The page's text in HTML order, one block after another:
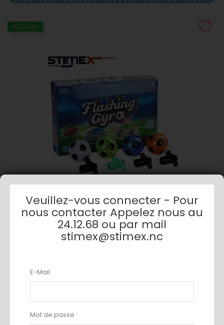
NOUVEAU
BOITE 12 TOUPIES MUSIQUE FOOT
Veuillez-vous connecter - Pour
nous contacter Appelez nous au
24.12.68 ou par mail
stimex@stimex.nc
E-Mail
Mot de passe